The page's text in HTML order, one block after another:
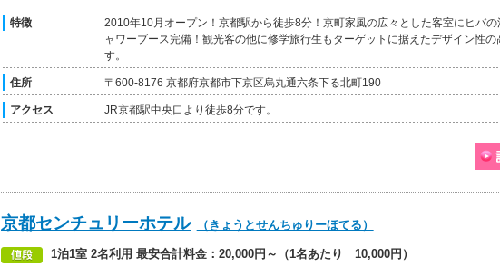
特徴
2010年10月オープン！京都駅から徒歩8分！京町家風の広々とした客室にヒバの
ャワーブース完備！観光客の他に修学旅行生もターゲットに据えたデザイン性の
す。
住所 〒600-8176 京都府京都市下京区烏丸通六条下る北町190
アクセス JR京都駅中央口より徒歩8分です。
京都センチュリーホテル （きょうとせんちゅりーほてる）
1泊1室 2名利用 最安合計料金：20,000円～（1名あたり 10,000円）